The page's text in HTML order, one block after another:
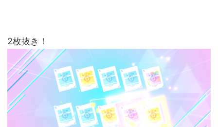
2枚抜き！